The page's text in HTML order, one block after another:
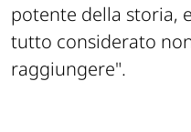
potente della storia,
tutto considerato
raggiungere".